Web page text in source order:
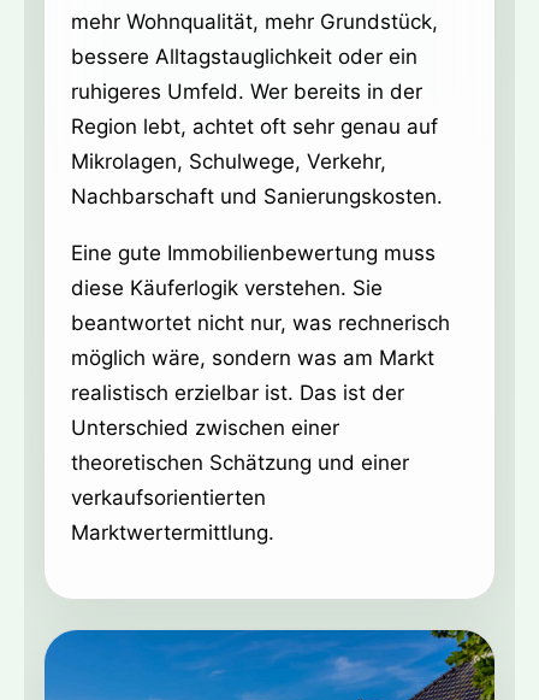
mehr Wohnqualität, mehr Grundstück,
bessere Alltagstauglichkeit oder ein
ruhigeres Umfeld. Wer bereits in der
Region lebt, achtet oft sehr genau auf
Mikrolagen, Schulwege, Verkehr,
Nachbarschaft und Sanierungskosten.
Eine gute Immobilienbewertung muss
diese Käuferlogik verstehen. Sie
beantwortet nicht nur, was rechnerisch
möglich wäre, sondern was am Markt
realistisch erzielbar ist. Das ist der
Unterschied zwischen einer
theoretischen Schätzung und einer
verkaufsorientierten
Marktwertermittlung.